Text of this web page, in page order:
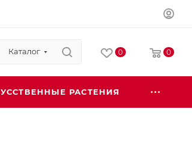
Каталог 0 0
РАСТЕНИЯ